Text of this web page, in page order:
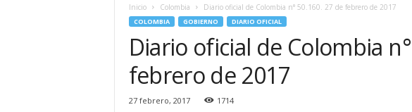
Inicio Colombia Diario oficial de Colombia n° 50.160. 27 de febrero de 2017
COLOMBIA GOBIERNO DIARIO OFICIAL
Diario oficial de Colombia
febrero de 2017
27 febrero, 2017 1714